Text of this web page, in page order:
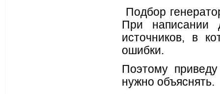
Подбор
При написании
источников, в
ошибки.
Поэтому
нужно объяснять.